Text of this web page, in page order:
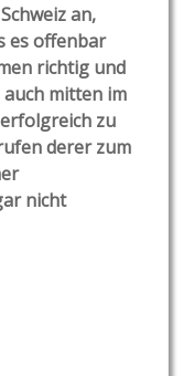
an,
es offenbar
richtig und
mitten im
zu
derer zum
nicht